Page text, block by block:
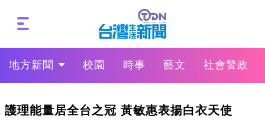
地方新聞 校園 時事 藝文 社會警政
護理能量居全台之冠 黃敏惠表揚白衣天使